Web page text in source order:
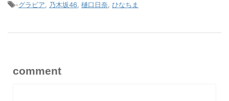
-グラビア 乃木坂46 樋口日奈 ひなちま
comment